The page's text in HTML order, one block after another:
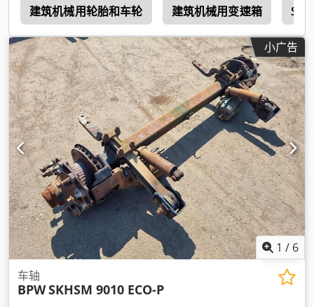
建筑机械用轮胎和车轮 建筑机械用变速箱 Saf
小广告
1 / 6
车轴
BPWSKHSM 9010 ECO-P